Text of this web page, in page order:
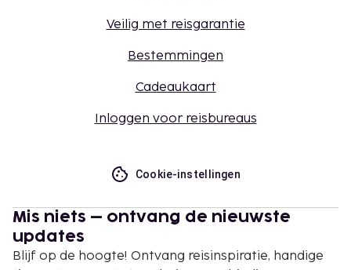
Veilig met reisgarantie
Bestemmingen
Cadeaukaart
Inloggen voor reisbureaus
Cookie-instellingen
Mis niets – ontvang de nieuwste
updates
Blijf op de hoogte! Ontvang reisinspiratie, handige